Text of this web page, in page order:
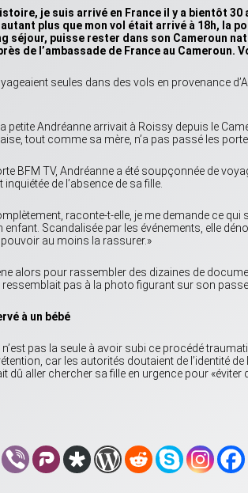
je suis arrivé en France il y a bientôt
plus que mon vol était arrivé à 18h, la
séjour, puisse rester dans son Cameroun
de l’ambassade de France au
seules dans des vols en provenance
petite Andréanne arrivait à Roissy depuis le
tout comme sa mère, n’a pas passé les
BFM TV, Andréanne a été soupçonnée de
inquiétée de l’absence de sa fille.
raconte-t-elle, je me demande ce
enfant. Scandalisée par les événements, elle
au moins la rassurer.»
alors pour rassembler des dizaines de
ressemblait pas à la photo figurant sur son
à un bébé
pas la seule à avoir subi ce procédé
car les autorités doutaient de l’identité
dû aller chercher sa fille en urgence pour